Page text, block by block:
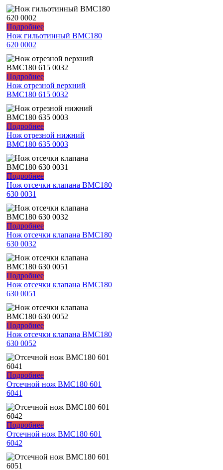
Подробнее
Нож гильотинный BMС180
620 0002
Подробнее
Нож отрезной верхний
ВМС180 615 0032
Подробнее
Нож отрезной нижний
BMC180 635 0003
Подробнее
Нож отсечки клапана ВМС180
630 0031
Подробнее
Нож отсечки клапана ВМС180
630 0032
Подробнее
Нож отсечки клапана ВМС180
630 0051
Подробнее
Нож отсечки клапана ВМС180
630 0052
Подробнее
Отсечной нож ВМС180 601
6041
Подробнее
Отсечной нож ВМС180 601
6042